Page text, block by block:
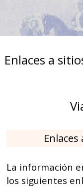
Enlaces a
La información
los siguientes